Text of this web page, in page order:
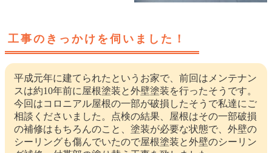
工事のきっかけを伺いました！
平成元年に建てられたというお家で、前回はメンテナン
スは約10年前に屋根塗装と外壁塗装を行ったそうです。
今回はコロニアル屋根の一部が破損したそうで私達にご
相談くださいました。点検の結果、屋根はその一部破損
の補修はもちろんのこと、塗装が必要な状態で、外壁の
シーリングも傷んでいたので屋根塗装と外壁のシーリン